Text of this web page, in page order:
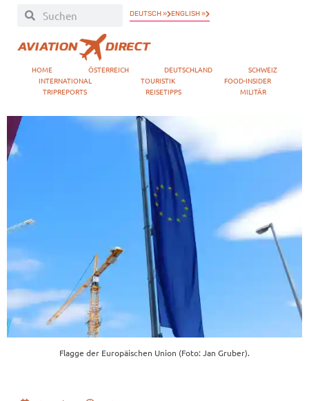
DEUTSCH » ENGLISH »
HOME ÖSTERREICH DEUTSCHLAND
SCHWEIZ
INTERNATIONAL
TOURISTIK
FOOD-INSIDER
TRIPREPORTS
REISETIPPS MILITÄR
Flagge der Europäischen Union (Foto: Jan Gruber).